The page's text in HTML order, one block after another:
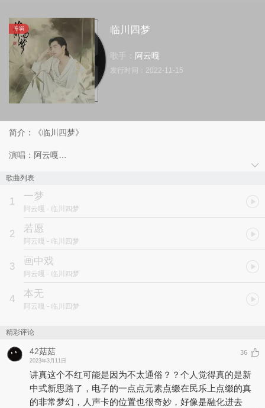
专辑 临川四梦
歌手： 阿云嘎
发行时间： 2022-11-15
简介：《临川四梦》
演唱：阿云嘎
封面画家：林于思
《临川四梦》是从汤显祖的四部名作《牡丹亭》、《南柯记》、《邯
郸记》、《紫钗记》 中汲取灵感，从中国古典文学中生长出来的一
张全新EP。
《一梦》
一情生梦，一梦生情。梦是贯穿牡丹亭始终的线索，梦是杜丽娘和柳
梦梅连结的媒介，也是整部作品中最具浪漫色彩的篇章。杜丽娘“只
为痴情慕色，一梦而亡”；柳梦梅“偶然一梦，改名换字，生出无数痴
不舍以及整首歌的主旨——服从于命中注定相爱的宿命而生出的无
悔。
“生同室，死同穴。口不心齐，寿随香灭。”
阴阳两界都无法隔开的深情由梦而生，在梦中辗转缠绵……《一梦》
意在表达梦虽易醒，然梦者无悔于梦，若无法在现实中圆梦，愿长住
歌曲列表
1 一梦
阿云嘎 - 临川四梦
2 若愿
阿云嘎 - 临川四梦
3 画中戏
阿云嘎 - 临川四梦
4 本无
阿云嘎 - 临川四梦
精彩评论
42菇菇
2023年3月11日
36
讲真这个不红可能是因为不太通俗？？个人觉得真的是新
中式新思路了，电子的一点点元素点缀在民乐上点缀的真
的非常梦幻，人声卡的位置也很奇妙，好像是融化进去